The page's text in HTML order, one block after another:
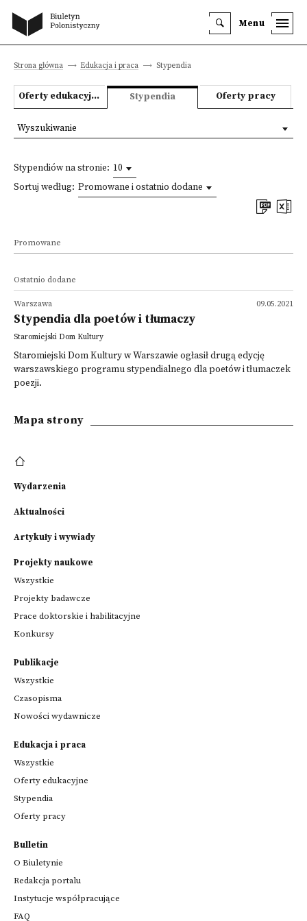
Menu
Strona główna Edukacja i praca Stypendia
Oferty edukacyjne Stypendia Oferty pracy
Stypendiów na stronie: 10
Sortuj według: Promowane i ostatnio dodane
Promowane
Ostatnio dodane
09.05.2021
Warszawa
Stypendia dla poetów i tłumaczy
Staromiejski Dom Kultury
Staromiejski Dom Kultury w Warszawie ogłasił drugą edycję
warszawskiego programu stypendialnego dla poetów i tłumaczek
poezji.
Wyszukiwanie
Mapa strony
Wydarzenia
Aktualności
Artykuły i wywiady
Projekty naukowe
Wszystkie
Projekty badawcze
Prace doktorskie i habilitacyjne
Konkursy
Publikacje
Wszystkie
Czasopisma
Nowości wydawnicze
Edukacja i praca
Wszystkie
Oferty edukacyjne
Stypendia
Oferty pracy
Bulletin
O Biuletynie
Redakcja portalu
Instytucje współpracujące
FAQ